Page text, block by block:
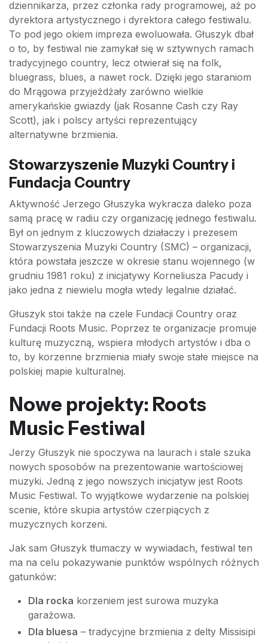
dziennikarza, przez członka rady programowej, aż po
dyrektora artystycznego i dyrektora całego festiwalu.
To pod jego okiem impreza ewoluowała. Głuszyk dbał
o to, by festiwal nie zamykał się w sztywnych ramach
tradycyjnego country, lecz otwierał się na folk,
bluegrass, blues, a nawet rock. Dzięki jego staraniom
do Mrągowa przyjeżdżały zarówno wielkie
amerykańskie gwiazdy (jak Rosanne Cash czy Ray
Scott), jak i polscy artyści reprezentujący
alternatywne brzmienia.
Stowarzyszenie Muzyki Country i
Fundacja Country
Aktywność Jerzego Głuszyka wykracza daleko poza
samą pracę w radiu czy organizację jednego festiwalu.
Był on jednym z kluczowych działaczy i prezesem
Stowarzyszenia Muzyki Country (SMC) – organizacji,
która powstała jeszcze w okresie stanu wojennego (w
grudniu 1981 roku) z inicjatywy Korneliusza Pacudy i
jako jedna z niewielu mogła wtedy legalnie działać.
Głuszyk stoi także na czele Fundacji Country oraz
Fundacji Roots Music. Poprzez te organizacje promuje
kulturę muzyczną, wspiera młodych artystów i dba o
to, by korzenne brzmienia miały swoje stałe miejsce na
polskiej mapie kulturalnej.
Nowe projekty: Roots
Music Festiwal
Jerzy Głuszyk nie spoczywa na laurach i stale szuka
nowych sposobów na prezentowanie wartościowej
muzyki. Jedną z jego nowszych inicjatyw jest Roots
Music Festiwal. To wyjątkowe wydarzenie na polskiej
scenie, które skupia artystów czerpiących z
muzycznych korzeni.
Jak sam Głuszyk tłumaczy w wywiadach, festiwal ten
ma na celu pokazywanie punktów wspólnych różnych
gatunków:
Dla rocka korzeniem jest surowa muzyka
garażowa.
Dla bluesa – tradycyjne brzmienia z delty Missisipi